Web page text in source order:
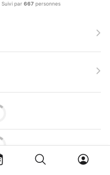
Suivi par 667personnes